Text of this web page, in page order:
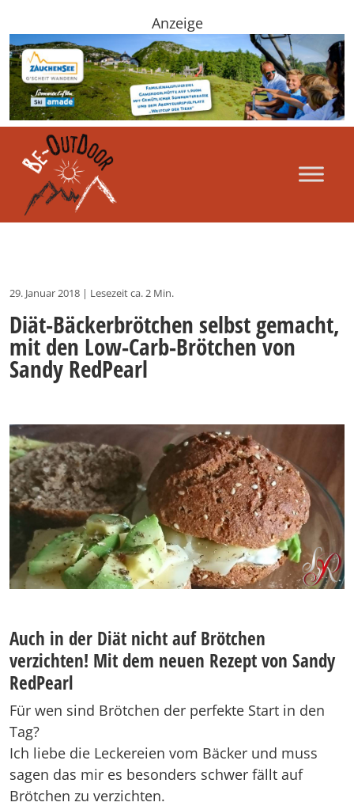
Anzeige
29. Januar 2018 | Lesezeit ca. 2 Min.
Diät-Bäckerbrötchen selbst gemacht,
mit den Low-Carb-Brötchen von
Sandy RedPearl
Auch in der Diät nicht auf Brötchen
verzichten! Mit dem neuen Rezept von Sandy
RedPearl
Für wen sind Brötchen der perfekte Start in den
Tag?
Ich liebe die Leckereien vom Bäcker und muss
sagen das mir es besonders schwer fällt auf
Brötchen zu verzichten.